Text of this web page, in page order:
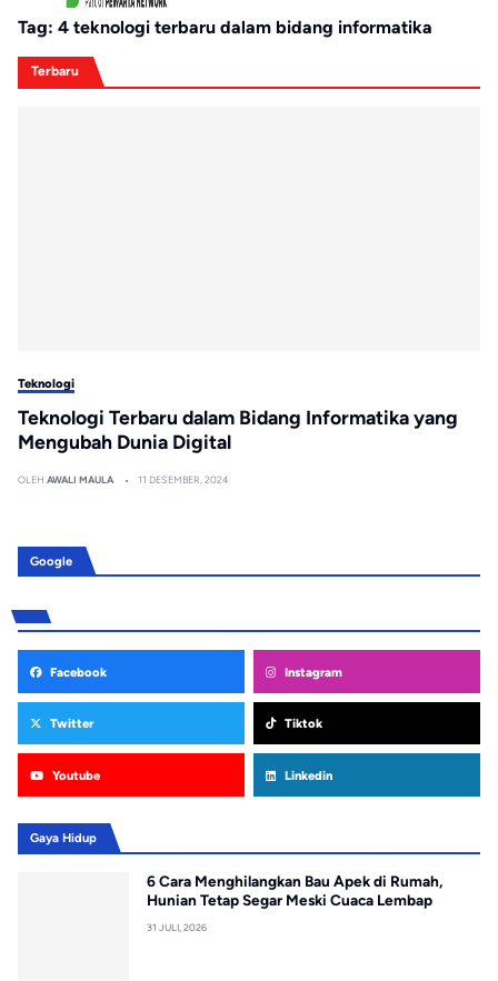
Tag: 4 teknologi terbaru dalam bidang informatika
Terbaru
Teknologi
Teknologi Terbaru dalam Bidang Informatika yang
Mengubah Dunia Digital
OLEH AWALI MAULA 11 DESEMBER, 2024
Google
Facebook Instagram
Twitter Tiktok
Youtube Linkedin
Gaya Hidup
6 Cara Menghilangkan Bau Apek di Rumah,
Hunian Tetap Segar Meski Cuaca Lembap
31 JULI, 2026